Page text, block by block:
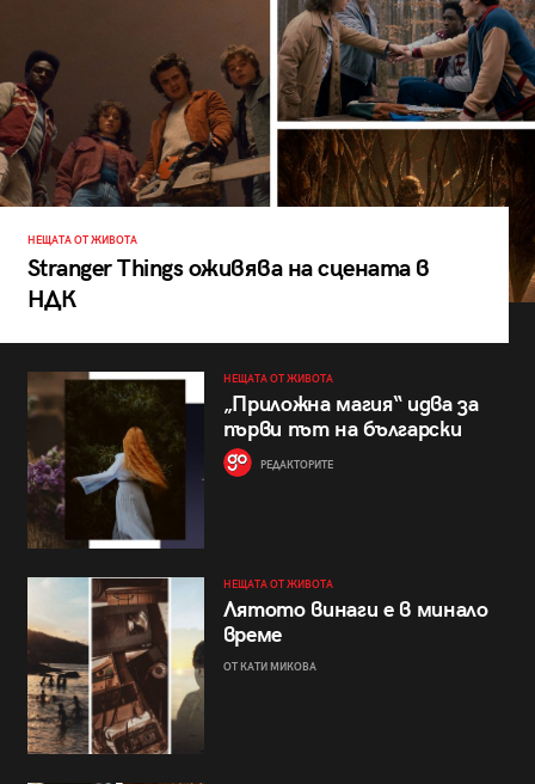
НЕЩАТА ОТ ЖИВОТА
Stranger Things оживява на сцената в
НДК
НЕЩАТА ОТ ЖИВОТА
„Приложна магия“ идва за
първи път на български
РЕДАКТОРИТЕ
НЕЩАТА ОТ ЖИВОТА
Лятото винаги е в минало
време
ОТ КАТИ МИКОВА